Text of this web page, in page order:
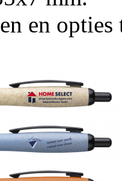
en opties